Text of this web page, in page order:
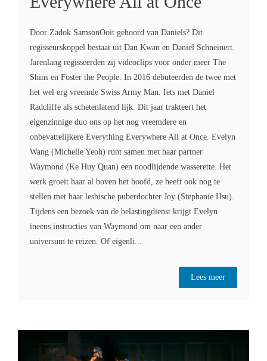
Door Zadok SamsonOoit gehoord van Daniels? Dit
regisseurskoppel bestaat uit Dan Kwan en Daniel Schneinert.
Jarenlang regisseerden zij videoclips voor onder meer The
Shins en Foster the People. In 2016 debuteerden de twee met
het wel erg vreemde Swiss Army Man. Iets met Daniel
Radcliffe als schetenlatend lijk. Dit jaar trakteert het
eigenzinnige duo ons op het nog vreemdere en
onbevattelijkere Everything Everywhere All at Once. Evelyn
Wang (Michelle Yeoh) runt samen met haar partner
Waymond (Ke Huy Quan) een noodlijdende wasserette. Het
werk groeit haar al boven het hoofd, ze heeft ook nog te
stellen met haar lesbische puberdochter Joy (Stephanie Hsu).
Tijdens een bezoek van de belastingdienst krijgt Evelyn
ineens instructies van Waymond om naar een ander
universum te reizen. Of eigenli...
Lees meer